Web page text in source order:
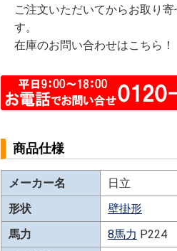
ご注文いただいてからお取り
す。
在庫のお問い合わせはこちら！
商品仕様
メーカー名
日立
形状
壁掛形
馬力
8馬力 P224